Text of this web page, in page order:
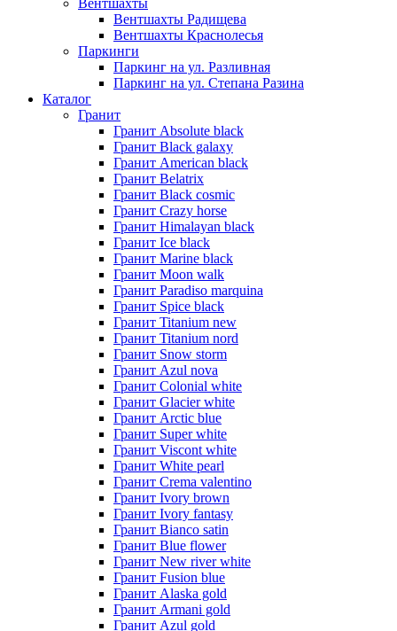
Вентшахты
Вентшахты Радищева
Вентшахты Краснолесья
Паркинги
Паркинг на ул. Разливная
Паркинг на ул. Степана Разина
Каталог
Гранит
Гранит Absolute black
Гранит Black galaxy
Гранит American black
Гранит Belatrix
Гранит Black cosmic
Гранит Crazy horse
Гранит Himalayan black
Гранит Ice black
Гранит Marine black
Гранит Moon walk
Гранит Paradiso marquina
Гранит Spice black
Гранит Titanium new
Гранит Titanium nord
Гранит Snow storm
Гранит Azul nova
Гранит Colonial white
Гранит Glacier white
Гранит Arctic blue
Гранит Super white
Гранит Viscont white
Гранит White pearl
Гранит Crema valentino
Гранит Ivory brown
Гранит Ivory fantasy
Гранит Bianco satin
Гранит Blue flower
Гранит New river white
Гранит Fusion blue
Гранит Alaska gold
Гранит Armani gold
Гранит Azul gold